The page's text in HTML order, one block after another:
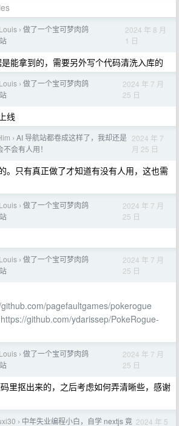
› 做了一个宝可梦肉鸽
2024 年 8 月
1 日
能拿到的，需要另外写个代码清洗入库的
› 做了一个宝可梦肉鸽
2024 年 7 月
25 日
线
› AI 导航站都卷成这样了，我却还是
会有人用！
2024 年 7
月 25 日
。只有真正做了才知道有没有人用，这也需
› 做了一个宝可梦肉鸽
2024 年 7 月
25 日
› 做了一个宝可梦肉鸽
2024 年 7 月
25 日
pagefaultgames/pokerogue
https://github.com/ydarissep/PokeRogue-
› 做了一个宝可梦肉鸽
2024 年 7 月
25 日
里抠出来的，之后考虑如何弄清晰些，感谢
› 中年失业编程小白，自学 nextjs 竟 2024 年 5